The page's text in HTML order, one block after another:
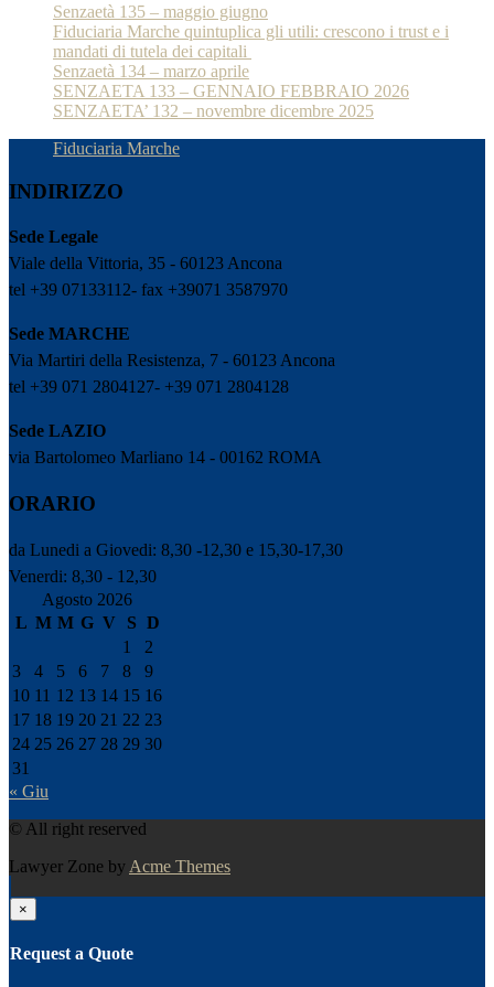
Senzaetà 135 – maggio giugno
Fiduciaria Marche quintuplica gli utili: crescono i trust e i
mandati di tutela dei capitali
Senzaetà 134 – marzo aprile
SENZAETA 133 – GENNAIO FEBBRAIO 2026
SENZAETA’ 132 – novembre dicembre 2025
Fiduciaria Marche
INDIRIZZO
Sede Legale
Viale della Vittoria, 35 - 60123 Ancona
tel +39 07133112- fax +39071 3587970
Sede MARCHE
Via Martiri della Resistenza, 7 - 60123 Ancona
tel +39 071 2804127- +39 071 2804128
Sede LAZIO
via Bartolomeo Marliano 14 - 00162 ROMA
ORARIO
da Lunedi a Giovedi: 8,30 -12,30 e 15,30-17,30
Venerdi: 8,30 - 12,30
Agosto 2026
L M M G V S D
1
2
3
4 5 6 7 8
9
10 11 12 13 14 15 16
17 18 19 20 21 22 23
24 25 26 27 28 29 30
31
« Giu
© All right reserved
Lawyer Zone by Acme Themes
×
Request a Quote